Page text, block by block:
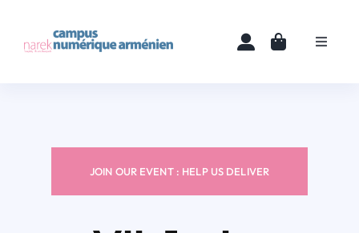
content
Toggle
JOIN OUR EVENT : HELP US DELIVER